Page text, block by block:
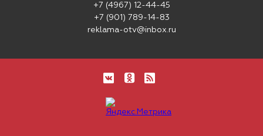
+7 (4967) 12-44-45
+7 (901) 789-14-83
reklama-otv@inbox.ru